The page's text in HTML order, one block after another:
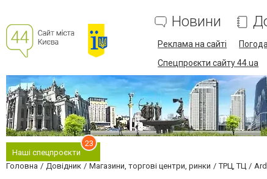
Новини
Реклама на сайті Погода
Спецпроєкти сайту 44.ua
Наші спецпроєкти
23
Головна Довідник Магазини, торгові центри, ринки ТРЦ, ТЦ